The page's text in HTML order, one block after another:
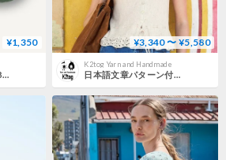
¥1,350
[Sandnes] Sunday - 8082
¥3,340 〜 ¥5,580
K2tog Yarn and Handmade
日本語文章パターン付キット Adeline Singlet